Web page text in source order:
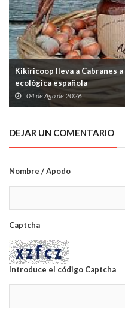
Kikiricoop lleva a Cabranes
ecológica española
04 de Ago de 2026
DEJAR UN COMENTARIO
Nombre / Apodo
Captcha
Introduce el código Captcha